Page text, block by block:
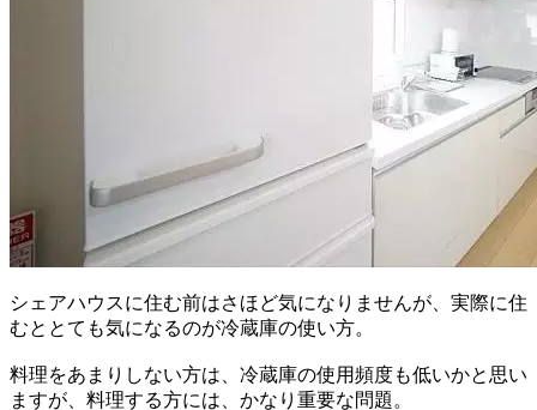
シェアハウスに住む前はさほど気になりませんが、実際に住
むととても気になるのが冷蔵庫の使い方。
料理をあまりしない方は、冷蔵庫の使用頻度も低いかと思い
ますが、料理する方には、かなり重要な問題。